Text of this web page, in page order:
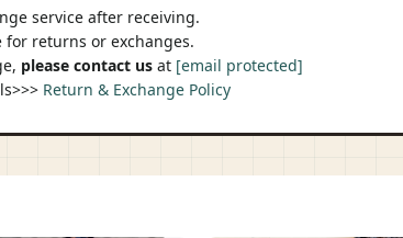
service after receiving.
returns or exchanges.
please contact us at [email protected]
Return & Exchange Policy